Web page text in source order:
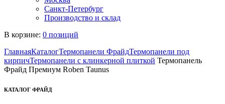
Санкт-Петербург
Производство и склад
В корзине: 0 позиций
ГлавнаяКаталогТермопанели ФрайдТермопанели под
кирпичТермопанели с клинкерной плиткой Термопанель
Фрайд Премиум Roben Taunus
КАТАЛОГ ФРАЙД